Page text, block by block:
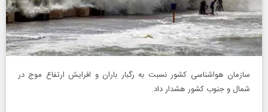
سازمان هواشناسی کشور نسبت به رگبار باران و افرایش ارتفاع موج در
شمال و جنوب کشور هشدار داد.